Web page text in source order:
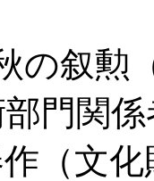
の叙勲
門関
（文